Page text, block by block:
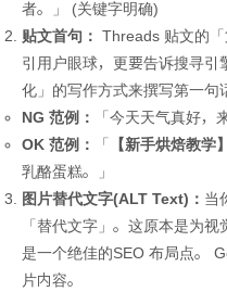
者。」 (关键字明确)
贴文首句：
Threads 贴文的
引用户眼球，更要告诉搜寻引
化」的写作方式来撰写第一句
NG 范例：
「今天天气真好，
OK 范例：
「 【新手烘焙教学】
乳酪蛋糕。」
图片替代文字(ALT Text)： 当
「替代文字」。这原本是为
是一个绝佳的SEO 布局点。
片内容。